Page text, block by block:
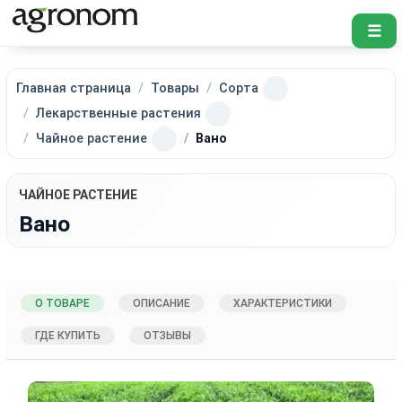
☰
Главная страница Товары
Сорта
Лекарственные растения
Чайное растение
Вано
ЧАЙНОЕ РАСТЕНИЕ
Вано
О ТОВАРЕ ОПИСАНИЕ ХАРАКТЕРИСТИКИ
ГДЕ КУПИТЬ ОТЗЫВЫ